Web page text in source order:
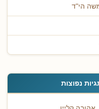
הי"ד
נפוצות